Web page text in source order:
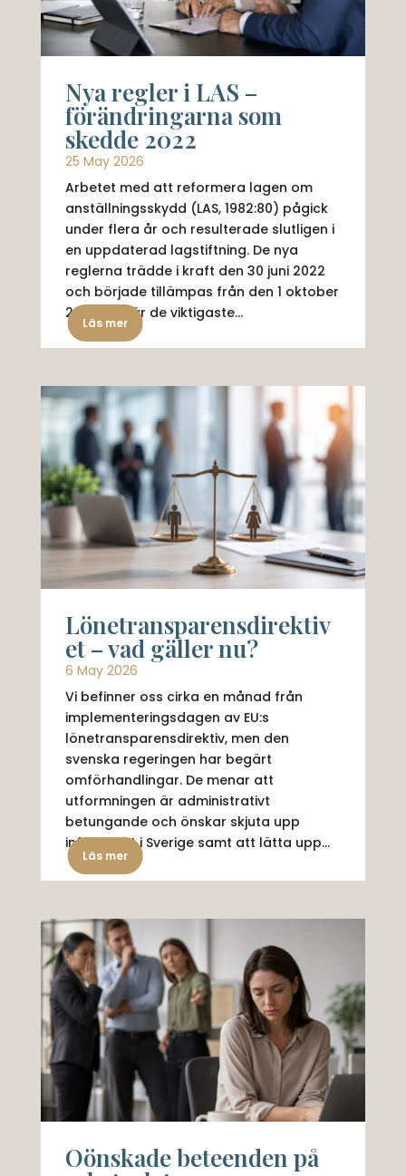
Nya regler i LAS –
förändringarna som
skedde 2022
25 May 2026
Arbetet med att reformera lagen om
anställningsskydd (LAS, 1982:80) pågick
under flera år och resulterade slutligen i
en uppdaterad lagstiftning. De nya
reglerna trädde i kraft den 30 juni 2022
och började tillämpas från den 1 oktober
2022. Här är de viktigaste...
Läs mer
Lönetransparensdirektiv
et – vad gäller nu?
6 May 2026
Vi befinner oss cirka en månad från
implementeringsdagen av EU:s
lönetransparensdirektiv, men den
svenska regeringen har begärt
omförhandlingar. De menar att
utformningen är administrativt
betungande och önskar skjuta upp
införandet i Sverige samt att lätta upp...
Läs mer
Oönskade beteenden på